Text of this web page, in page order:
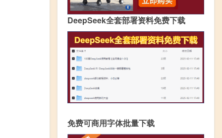
DeepSeek全套部署资料免费下载
免费可商用字体批量下载